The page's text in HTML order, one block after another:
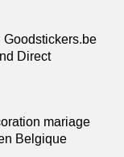
Goodstickers.be
Direct
mariage
Belgique